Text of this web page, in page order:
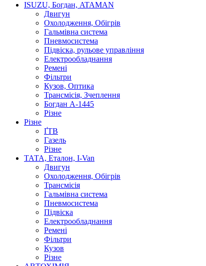
ISUZU, Богдан, ATAMAN
Двигун
Охолодження, Обігрів
Гальмівна система
Пневмосистема
Підвіска, рульове управління
Електрообладнання
Ремені
Фільтри
Кузов, Оптика
Трансмісія, Зчеплення
Богдан А-1445
Різне
Різне
ҐТВ
Газель
Різне
ТАТА, Еталон, I-Van
Двигун
Охолодження, Обігрів
Трансмісія
Гальмівна система
Пневмосистема
Підвіска
Електрообладнання
Ремені
Фільтри
Кузов
Різне